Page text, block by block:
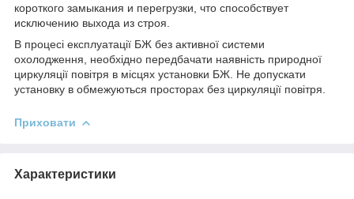
короткого замыкания и перегрузки, что способствует
исключению выхода из строя.
В процесі експлуатації БЖ без активної системи
охолодження, необхідно передбачати наявність природної
циркуляції повітря в місцях установки БЖ. Не допускати
установку в обмежуються просторах без циркуляції повітря.
Приховати
Характеристики